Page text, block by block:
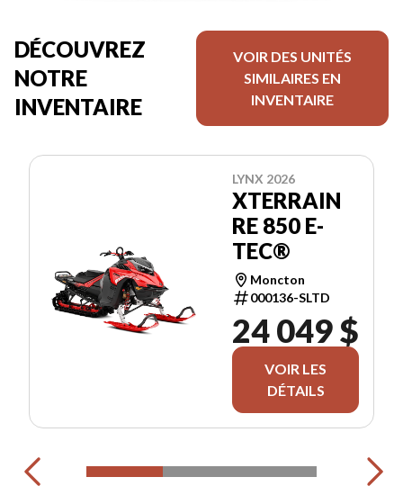
DÉCOUVREZ
NOTRE
INVENTAIRE
VOIR DES UNITÉS
SIMILAIRES EN
INVENTAIRE
LYNX 2026
XTERRAIN
RE 850 E-
TEC®
Moncton
000136-SLTD
24 049 $
VOIR LES
DÉTAILS